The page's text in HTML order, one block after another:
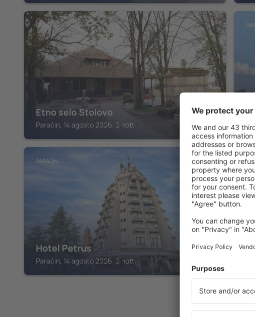
PARAĆIN
Etno selo Stolovo
Paraćin, 14 agosto 2026, 2 notti
PARAĆIN
Hotel Petrus
Paraćin, 14 agosto 2026, 2 notti